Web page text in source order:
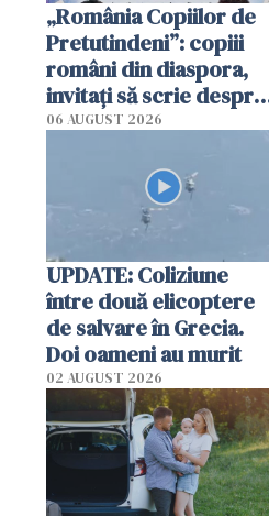
„România Copiilor de
Pretutindeni”: copiii
români din diaspora,
invitați să scrie despre
România într-un volum
06 AUGUST 2026
UPDATE: Coliziune
între două elicoptere
de salvare în Grecia.
Doi oameni au murit
02 AUGUST 2026